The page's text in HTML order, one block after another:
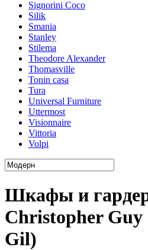
Signorini Coco
Silik
Smania
Stanley
Stilema
Theodore Alexander
Thomasville
Tonin casa
Tura
Universal Furniture
Uttermost
Visionnaire
Vittoria
Volpi
Шкафы и
Christopher
Gil)